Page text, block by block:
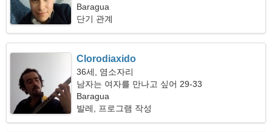
Baragua
단기 관계
Clorodiaxido
36세, 염소자리
남자는 여자를 만나고 싶어 29-33
Baragua
발레, 프로그램 작성